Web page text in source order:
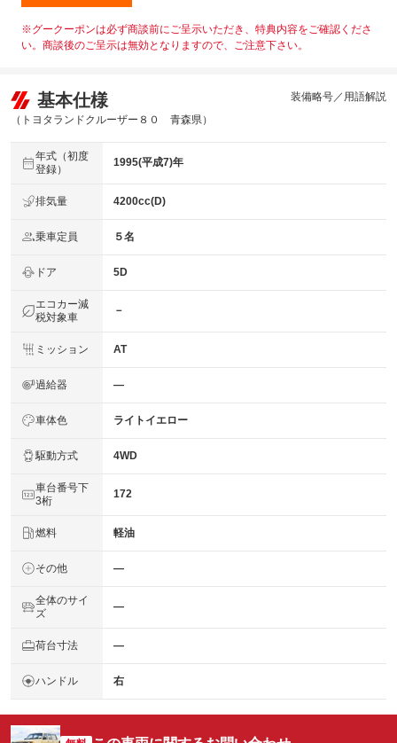
※グークーポンは必ず商談前にご呈示いただき、特典内容をご確認くださ
い。商談後のご呈示は無効となりますので、ご注意下さい。
基本仕様
（トヨタランドクルーザー８０ 青森県）
装備略号／用語解説
年式（初度
登録）
1995(平成7)年
排気量 4200cc(D)
乗車定員 ５名
ドア 5D
エコカー減
税対象車
－
ミッション AT
過給器 ―
車体色 ライトイエロー
駆動方式 4WD
車台番号下
3桁
172
燃料 軽油
その他 ―
全体のサイ
ズ
―
荷台寸法 ―
ハンドル 右